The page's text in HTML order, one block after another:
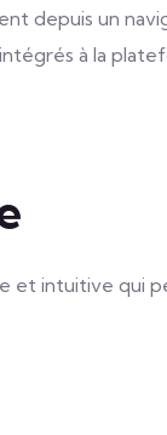
depuis un
à la
intuitive qui